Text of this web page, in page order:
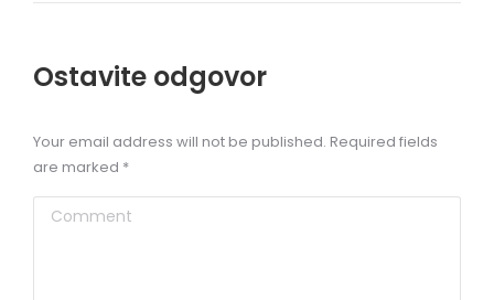
Ostavite odgovor
Your email address will not be published. Required fields
are marked *
Comment